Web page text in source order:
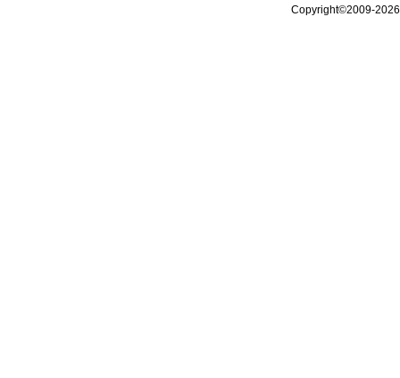
Copyright©2009-